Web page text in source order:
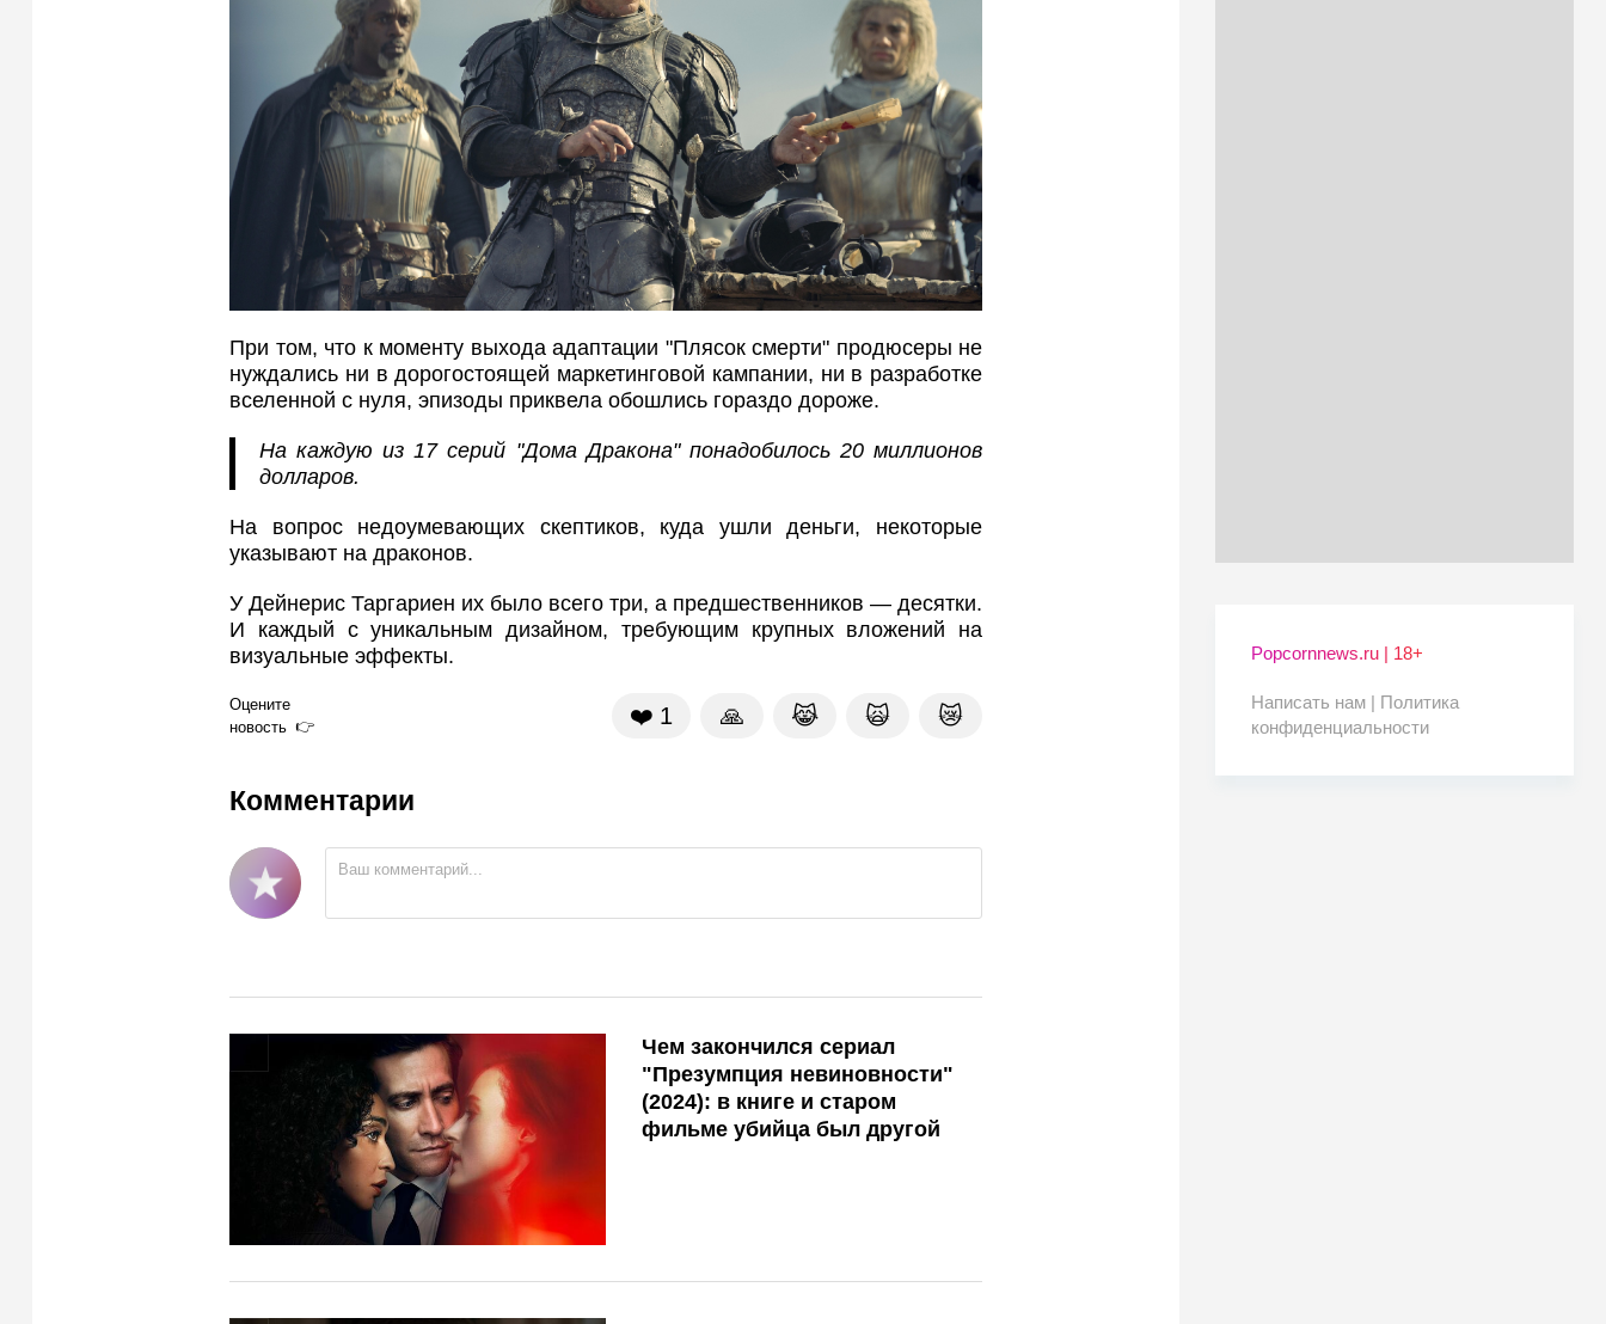
При том, что к моменту выхода адаптации "Плясок смерти" продюсеры не
нуждались ни в дорогостоящей маркетинговой кампании, ни в разработке
вселенной с нуля, эпизоды приквела обошлись гораздо дороже.
На каждую из 17 серий "Дома Дракона" понадобилось 20 миллионов
долларов.
На вопрос недоумевающих скептиков, куда ушли деньги, некоторые
указывают на драконов.
У Дейнерис Таргариен их было всего три, а предшественников — десятки.
И каждый с уникальным дизайном, требующим крупных вложений на
визуальные эффекты.
Оцените
новость
❤️ 1 🙏 😹 🙀 😿
Комментарии
Чем закончился сериал
"Презумпция невиновности"
(2024): в книге и старом
фильме убийца был другой
Popcornnews.ru | 18+
Написать нам | Политика
конфиденциальности